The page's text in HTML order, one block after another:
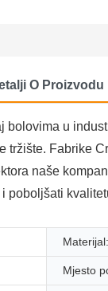
O Proizvodu
u
Fabrike
naše
Materijal:
Mjesto